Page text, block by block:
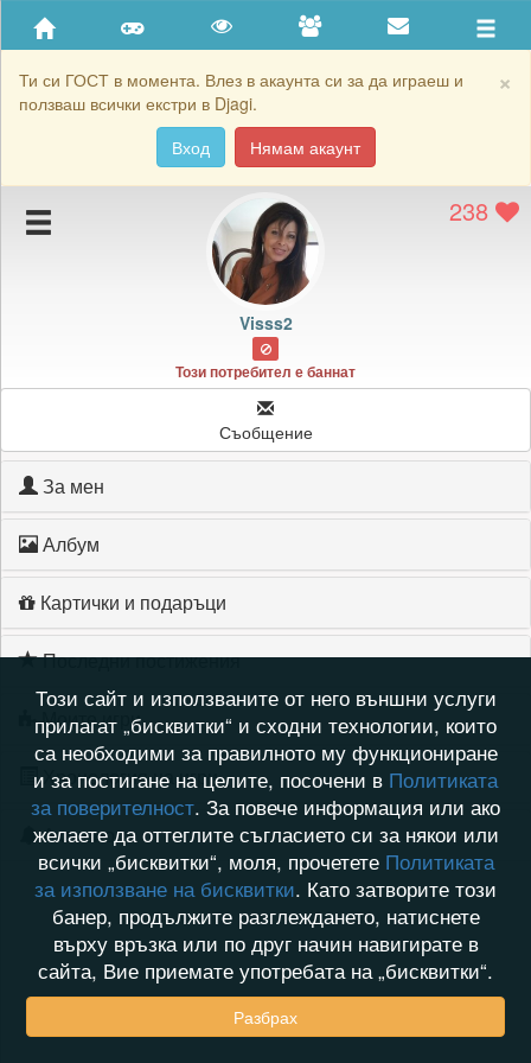
×
Ти си ГОСТ в момента. Влез в акаунта си за да играеш и
ползваш всички екстри в Djagi.
Вход
Нямам акаунт
Приятели
Хронология на игри
Подаръците на Visss2
Картичките на Visss2
238
Visss2
Този потребител е баннат
Съобщение
За мен
Албум
Картички и подаръци
Последни постижения
Моите игри
Хронология на игри
Активност
Този сайт и използваните от него външни услуги
прилагат „бисквитки“ и сходни технологии, които
са необходими за правилното му функциониране
и за постигане на целите, посочени в Политиката
за поверителност. За повече информация или ако
желаете да оттеглите съгласието си за някои или
всички „бисквитки“, моля, прочетете Политиката
за използване на бисквитки. Като затворите този
банер, продължите разглеждането, натиснете
върху връзка или по друг начин навигирате в
сайта, Вие приемате употребата на „бисквитки“.
Разбрах